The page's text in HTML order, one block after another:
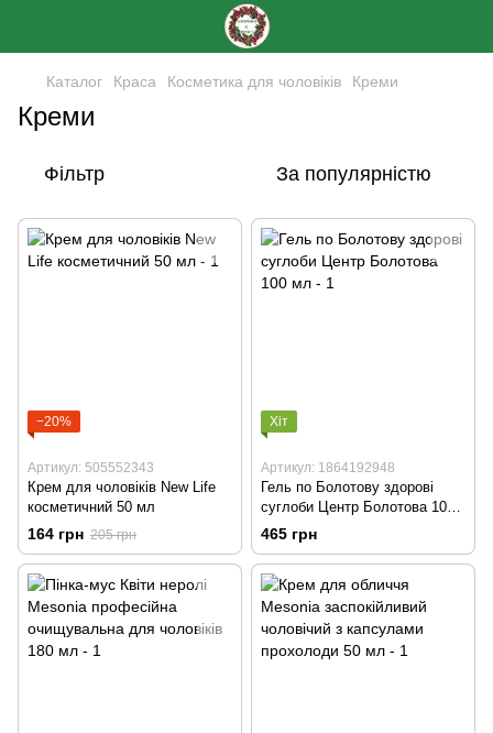
Каталог Краса Косметика для чоловіків Креми
Креми
Фільтр За популярністю
−20%
Артикул: 505552343
Крем для чоловіків New Life
косметичний 50 мл
164 грн 205 грн
Хіт
Артикул: 1864192948
Гель по Болотову здорові
суглоби Центр Болотова 100
мл
465 грн